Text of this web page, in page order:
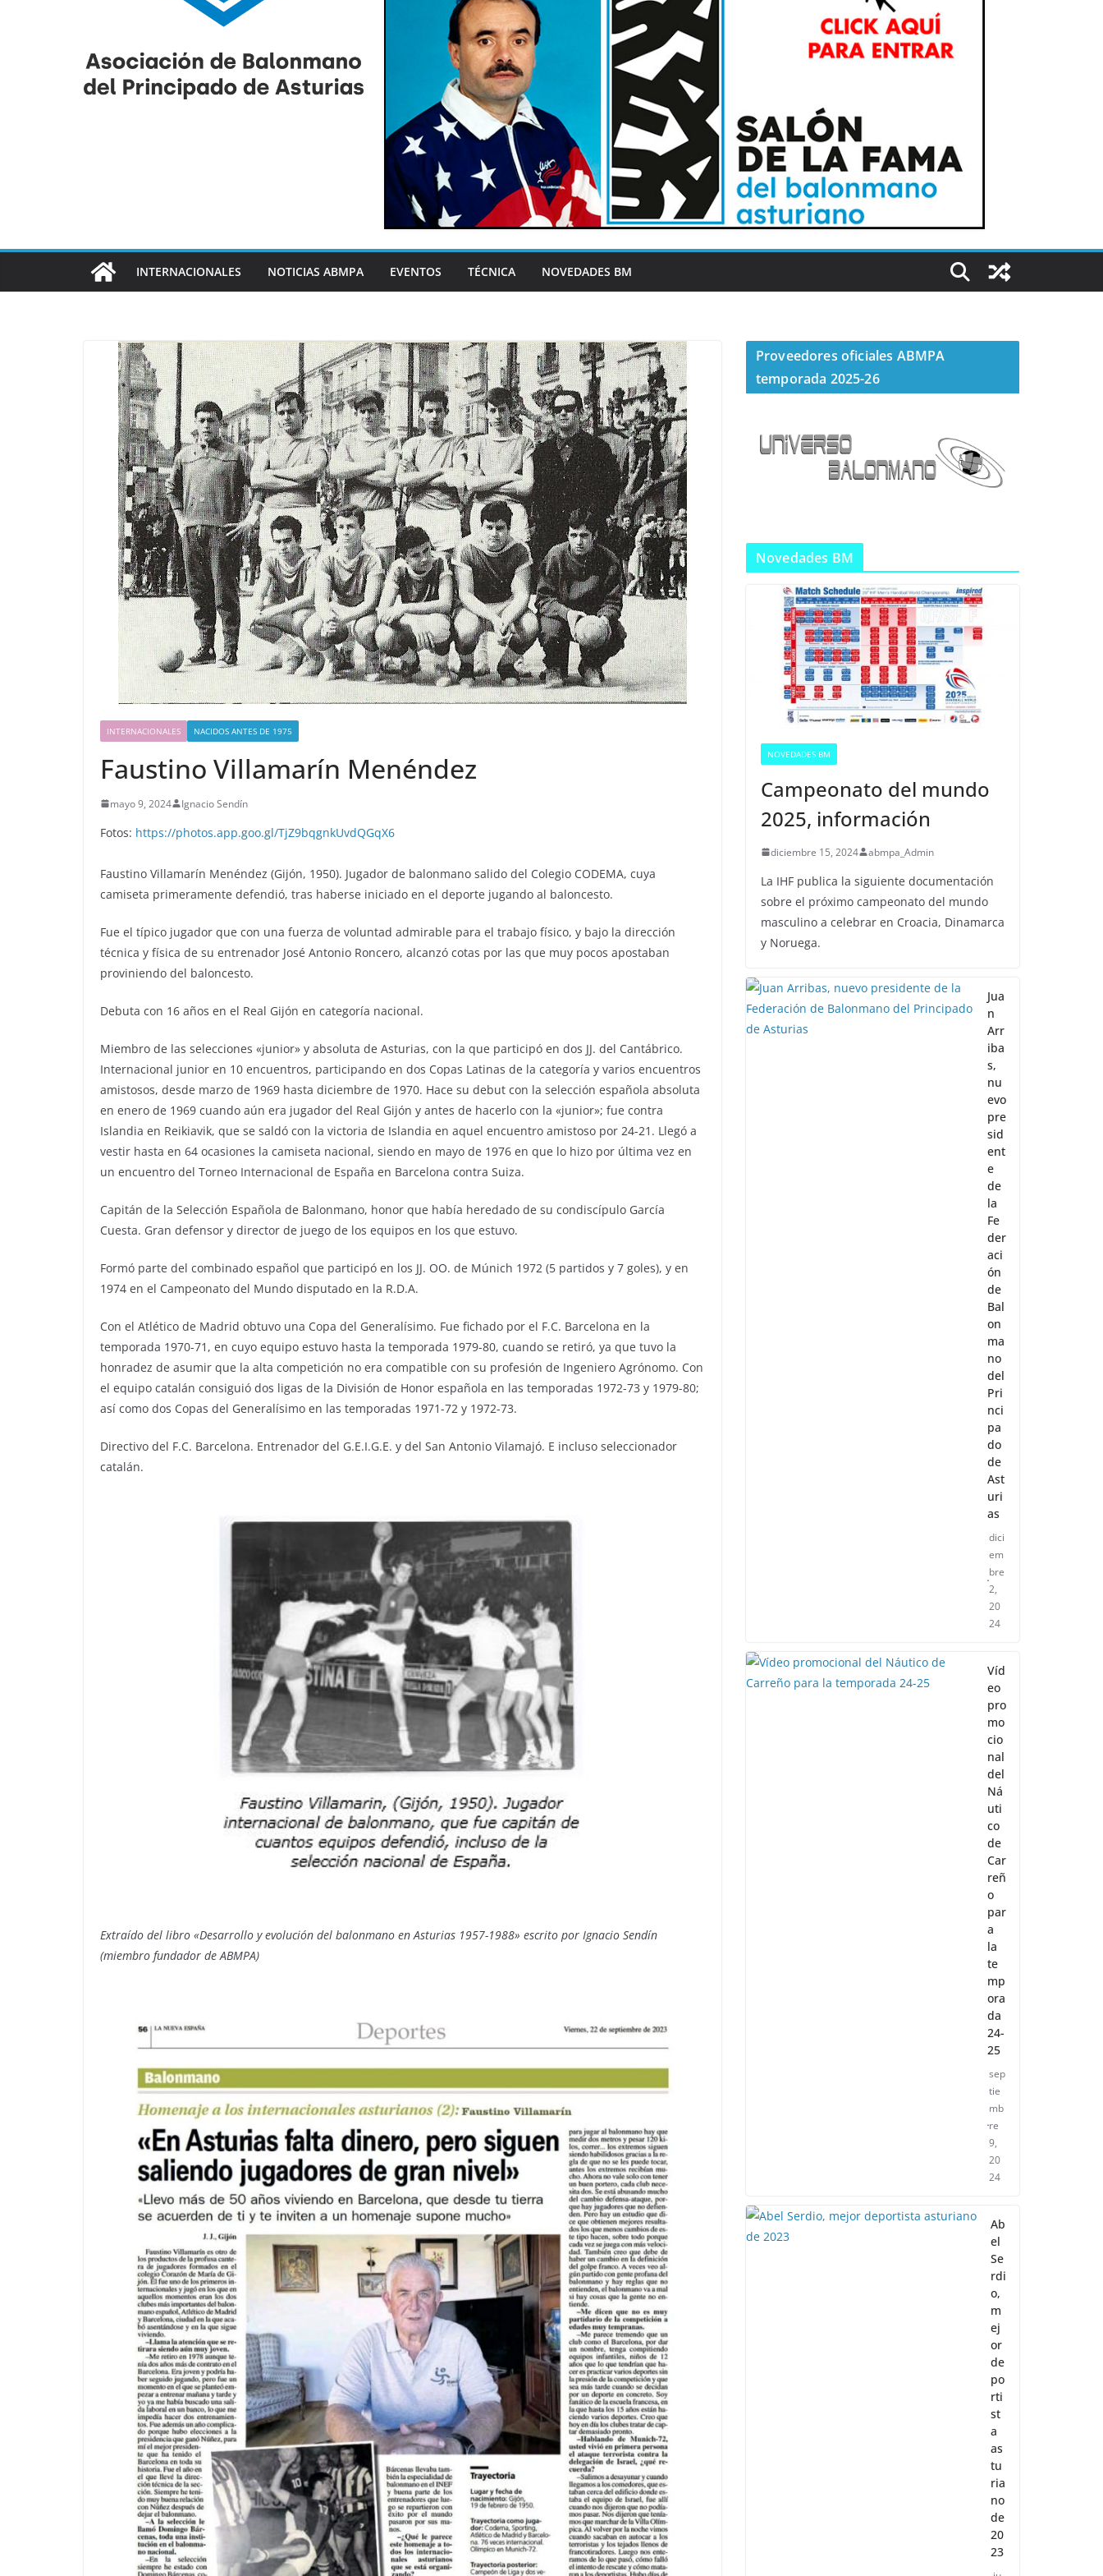
INTERNACIONALES NOTICIAS ABMPA EVENTOS TÉCNICA NOVEDADES BM
INTERNACIONALES NACIDOS ANTES DE 1975
Faustino Villamarín Menéndez
mayo 9, 2024 Ignacio Sendín
Fotos: https://photos.app.goo.gl/TjZ9bqgnkUvdQGqX6
Faustino Villamarín Menéndez (Gijón, 1950). Jugador de balonmano salido del Colegio CODEMA, cuya
camiseta primeramente defendió, tras haberse iniciado en el deporte jugando al baloncesto.
Fue el típico jugador que con una fuerza de voluntad admirable para el trabajo físico, y bajo la dirección
técnica y física de su entrenador José Antonio Roncero, alcanzó cotas por las que muy pocos apostaban
proviniendo del baloncesto.
Debuta con 16 años en el Real Gijón en categoría nacional.
Miembro de las selecciones «junior» y absoluta de Asturias, con la que participó en dos JJ. del Cantábrico.
Internacional junior en 10 encuentros, participando en dos Copas Latinas de la categoría y varios encuentros
amistosos, desde marzo de 1969 hasta diciembre de 1970. Hace su debut con la selección española absoluta
en enero de 1969 cuando aún era jugador del Real Gijón y antes de hacerlo con la «junior»; fue contra
Islandia en Reikiavik, que se saldó con la victoria de Islandia en aquel encuentro amistoso por 24-21. Llegó a
vestir hasta en 64 ocasiones la camiseta nacional, siendo en mayo de 1976 en que lo hizo por última vez en
un encuentro del Torneo Internacional de España en Barcelona contra Suiza.
Capitán de la Selección Española de Balonmano, honor que había heredado de su condiscípulo García
Cuesta. Gran defensor y director de juego de los equipos en los que estuvo.
Formó parte del combinado español que participó en los JJ. OO. de Múnich 1972 (5 partidos y 7 goles), y en
1974 en el Campeonato del Mundo disputado en la R.D.A.
Con el Atlético de Madrid obtuvo una Copa del Generalísimo. Fue fichado por el F.C. Barcelona en la
temporada 1970-71, en cuyo equipo estuvo hasta la temporada 1979-80, cuando se retiró, ya que tuvo la
honradez de asumir que la alta competición no era compatible con su profesión de Ingeniero Agrónomo. Con
el equipo catalán consiguió dos ligas de la División de Honor española en las temporadas 1972-73 y 1979-80;
así como dos Copas del Generalísimo en las temporadas 1971-72 y 1972-73.
Directivo del F.C. Barcelona. Entrenador del G.E.I.G.E. y del San Antonio Vilamajó. E incluso seleccionador
catalán.
Extraído del libro «Desarrollo y evolución del balonmano en Asturias 1957-1988» escrito por Ignacio Sendín
(miembro fundador de ABMPA)
Proveedores oficiales ABMPA
temporada 2025-26
Novedades BM
NOVEDADES BM
Campeonato del mundo
2025, información
diciembre 15, 2024 abmpa_Admin
La IHF publica la siguiente documentación
sobre el próximo campeonato del mundo
masculino a celebrar en Croacia, Dinamarca
y Noruega.
Jua
n
Arr
iba
s,
nu
evo
pre
sid
ent
e
de
la
Fe
der
aci
ón
de
Bal
on
ma
no
del
Pri
nci
pa
do
de
Ast
uri
as
dici
em
bre
2,
20
24
Víd
eo
pro
mo
cio
nal
del
Ná
uti
co
de
Car
reñ
o
par
a
la
te
mp
ora
da
24-
25
sep
tie
mb
re
9,
20
24
Ab
el
Se
rdi
o,
m
ej
or
de
po
rti
st
a
as
tu
ria
no
de
20
23